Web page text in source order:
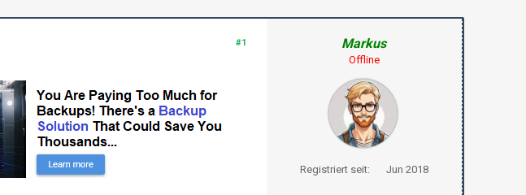
#1 Markus
Offline
Registriert seit: Jun 2018